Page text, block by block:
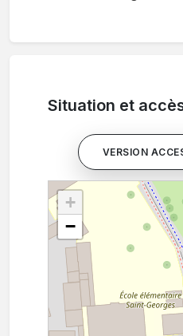
Situation et
VERSION
+
−